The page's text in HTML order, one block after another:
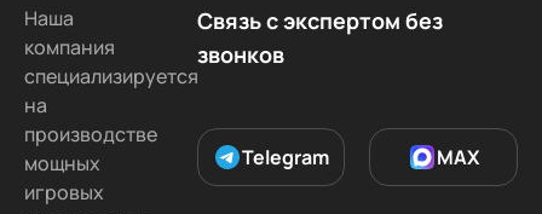
Наша
компания
специализируется
на
производстве
мощных
игровых
Связь с экспертом без
звонков
Telegram MAX